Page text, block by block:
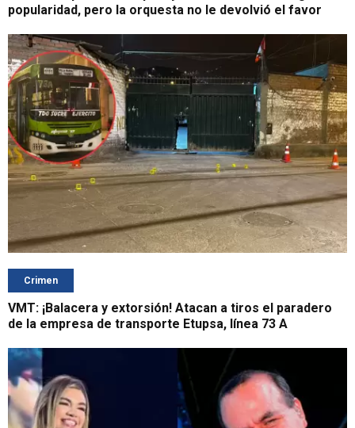
popularidad, pero la orquesta no le devolvió el favor
Crimen
VMT: ¡Balacera y extorsión! Atacan a tiros el paradero
de la empresa de transporte Etupsa, línea 73 A